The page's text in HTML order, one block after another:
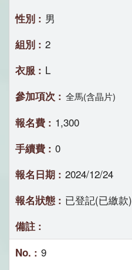
男
2
L
全馬(含晶片)
1,300
0
2024/12/24
已登記(已繳款)
9